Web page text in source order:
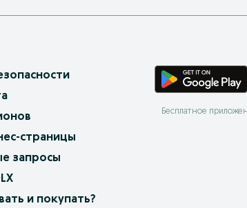
страницы
запросы
и покупать?
Бесплатное